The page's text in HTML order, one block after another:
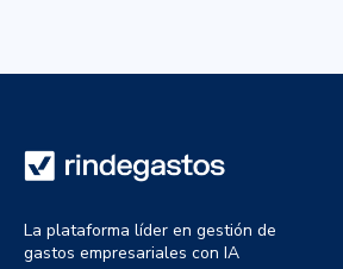
La plataforma líder en gestión de
gastos empresariales con IA